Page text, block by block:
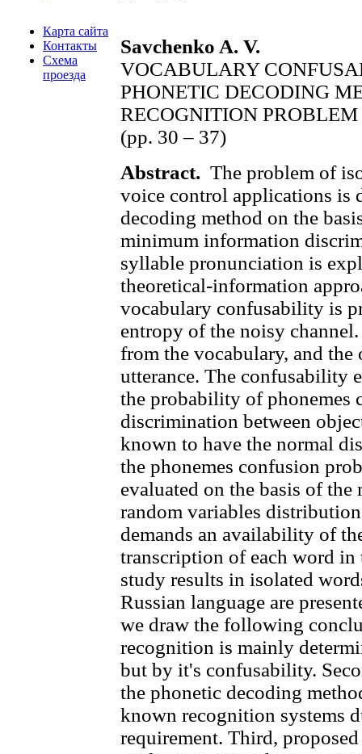
Карта сайта
Контакты
Схема
проезда
Savchenko A. V.
VOCABULARY
PHONETIC DECODING
RECOGNITION PROBLEM
(pp. 30 – 37)
Abstract. The problem of
voice control applications is
decoding method on the
minimum information
syllable pronunciation is
theoretical-information
vocabulary confusability is
entropy of the noisy
from the vocabulary, and
utterance. The confusability
the probability of
discrimination between
known to have the normal
the phonemes confusion
evaluated on the basis of
random variables
demands an availability of
transcription of each word
study results in isolated
Russian language are
we draw the following
recognition is mainly
but by it's confusability.
the phonetic decoding
known recognition systems
requirement. Third,